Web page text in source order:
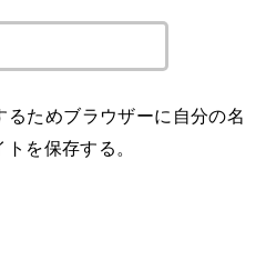
るためブラウザーに自分の名
を保存する。